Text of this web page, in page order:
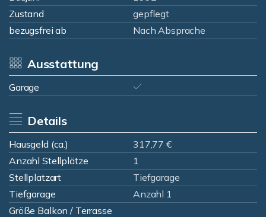
Zustand
gepflegt
bezugsfrei ab
Nach Absprache
Ausstattung
Garage
Details
Hausgeld (ca.)
317,77 €
Anzahl Stellplätze
1
Stellplatzart
Tiefgarage
Tiefgarage
Anzahl 1
Größe Balkon / Terrasse